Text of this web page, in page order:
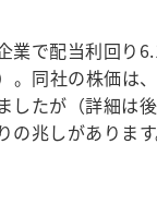
で配当利回り
。同社の株価は
したが（詳細は
兆しがあります